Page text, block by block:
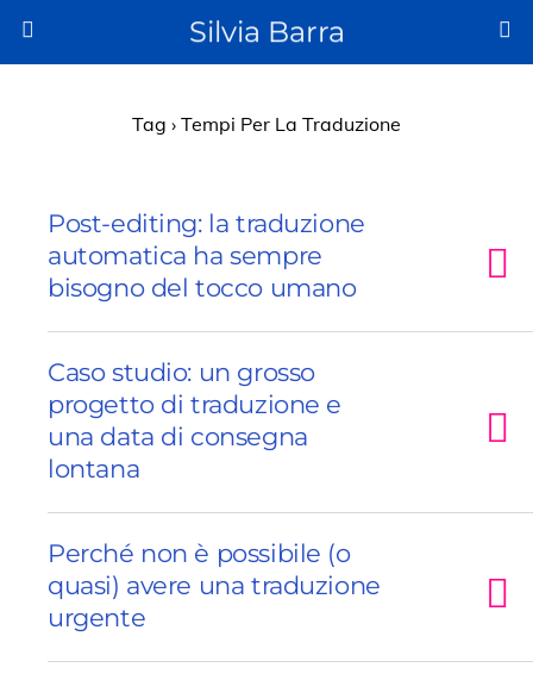
Silvia Barra
Tag › Tempi Per La Traduzione
Post-editing: la traduzione
automatica ha sempre
bisogno del tocco umano
Caso studio: un grosso
progetto di traduzione e
una data di consegna
lontana
Perché non è possibile (o
quasi) avere una traduzione
urgente